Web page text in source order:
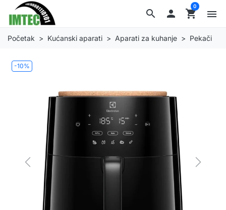
search  shopping_cart
0
menu
Početak Kućanski aparati Aparati za kuhanje Pekači
-10%
Previous Next